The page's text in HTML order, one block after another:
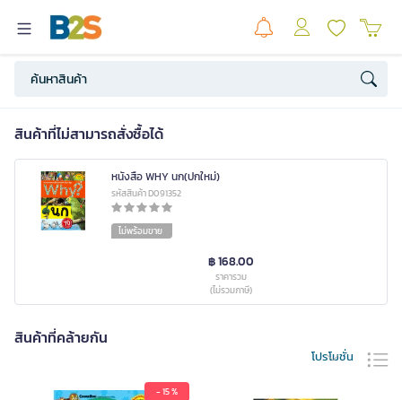
สินค้าที่ไม่สามารถสั่งซื้อได้
หนังสือ WHY นก(ปกใหม่)
รหัสสินค้า D091352
ไม่พร้อมขาย
฿ 168.00
ราคารวม
(ไม่รวมภาษี)
สินค้าที่คล้ายกัน
โปรโมชั่น
- 15 %